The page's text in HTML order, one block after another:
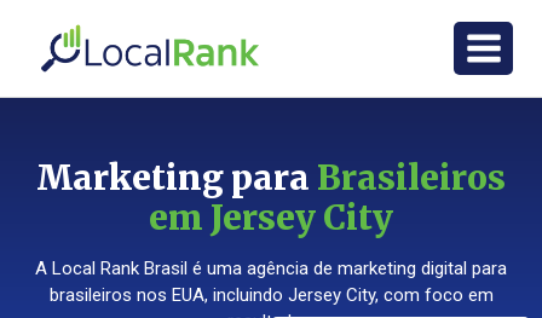
Marketing para Brasileiros
em Jersey City
A Local Rank Brasil é uma agência de marketing digital para
brasileiros nos EUA, incluindo Jersey City, com foco em